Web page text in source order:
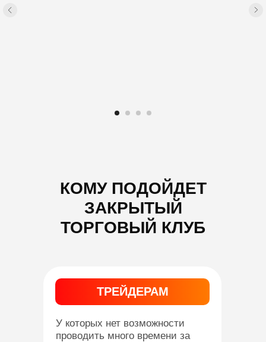
У которых нет возможности
проводить много времени за
ТРЕЙДЕРАМ
КОМУ ПОДОЙДЕТ
ЗАКРЫТЫЙ
ТОРГОВЫЙ КЛУБ